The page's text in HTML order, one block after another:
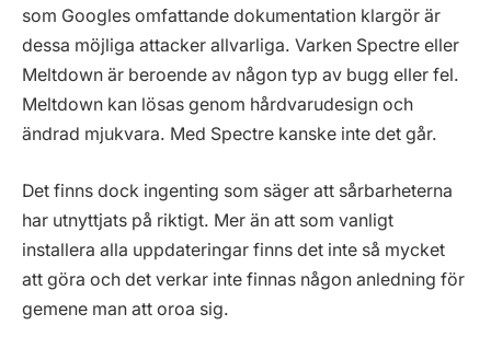
som Googles omfattande dokumentation klargör är
dessa möjliga attacker allvarliga. Varken Spectre eller
Meltdown är beroende av någon typ av bugg eller fel.
Meltdown kan lösas genom hårdvarudesign och
ändrad mjukvara. Med Spectre kanske inte det går.
Det finns dock ingenting som säger att sårbarheterna
har utnyttjats på riktigt. Mer än att som vanligt
installera alla uppdateringar finns det inte så mycket
att göra och det verkar inte finnas någon anledning för
gemene man att oroa sig.